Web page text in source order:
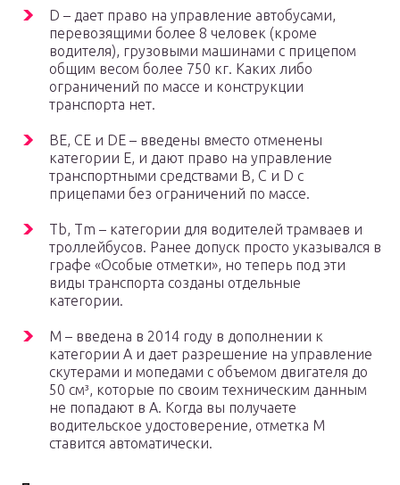
D – дает право на управление автобусами,
перевозящими более 8 человек (кроме
водителя), грузовыми машинами с прицепом
общим весом более 750 кг. Каких либо
ограничений по массе и конструкции
транспорта нет.
BE, CE и DE – введены вместо отменены
категории E, и дают право на управление
транспортными средствами В, C и D с
прицепами без ограничений по массе.
Tb, Tm – категории для водителей трамваев и
троллейбусов. Ранее допуск просто указывался в
графе «Особые отметки», но теперь под эти
виды транспорта созданы отдельные
категории.
M – введена в 2014 году в дополнении к
категории А и дает разрешение на управление
скутерами и мопедами с объемом двигателя до
50 см³, которые по своим техническим данным
не попадают в А. Когда вы получаете
водительское удостоверение, отметка М
ставится автоматически.